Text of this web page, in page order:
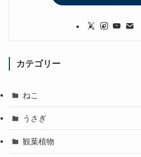
カテゴリー
ねこ
うさぎ
観葉植物